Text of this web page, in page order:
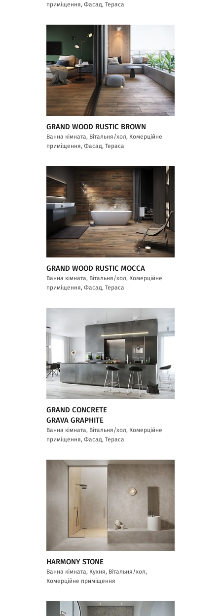
приміщення, Фасад, Тераса
GRAND WOOD RUSTIC BROWN
Ванна кімната, Вітальня/хол, Комерційне
приміщення, Фасад, Тераса
GRAND WOOD RUSTIC MOCCA
Ванна кімната, Вітальня/хол, Комерційне
приміщення, Фасад, Тераса
GRAND CONCRETE
GRAVA GRAPHITE
Ванна кімната, Вітальня/хол, Комерційне
приміщення, Фасад, Тераса
HARMONY STONE
Ванна кімната, Кухня, Вітальня/хол,
Комерційне приміщення